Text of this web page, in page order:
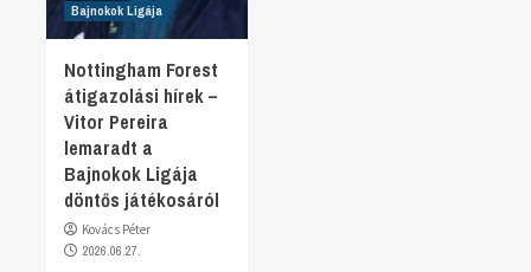
Bajnokok Ligája
Nottingham Forest
átigazolási hírek –
Vitor Pereira
lemaradt a
Bajnokok Ligája
döntős játékosáról
Kovács Péter
2026.06.27.